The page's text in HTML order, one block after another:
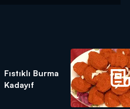
Fıstıklı Burma
Kadayıf